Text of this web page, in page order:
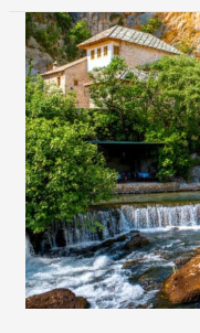
osmanské
moci